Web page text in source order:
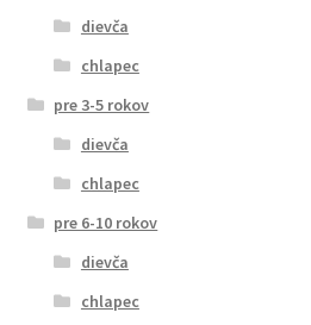
dievča
chlapec
pre 3-5 rokov
dievča
chlapec
pre 6-10 rokov
dievča
chlapec